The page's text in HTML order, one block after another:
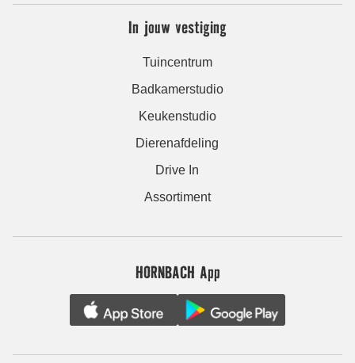
In jouw vestiging
Tuincentrum
Badkamerstudio
Keukenstudio
Dierenafdeling
Drive In
Assortiment
HORNBACH App